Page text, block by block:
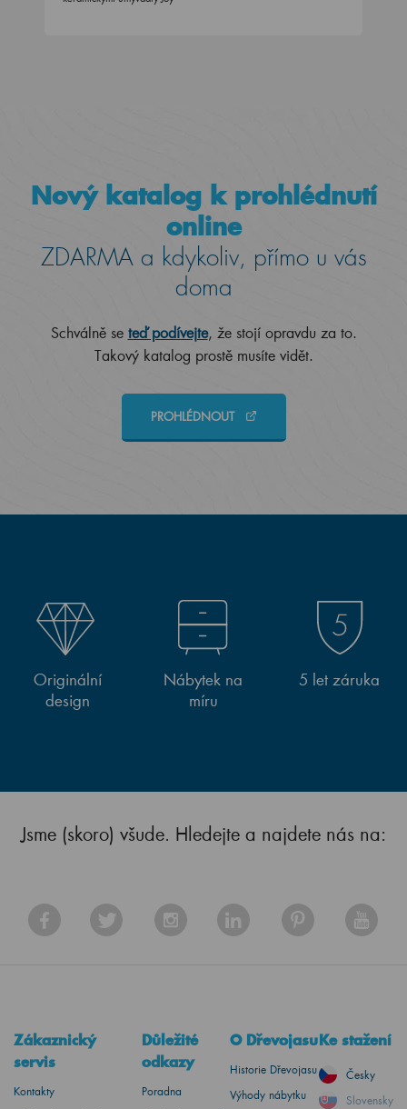
Nový katalog k prohlédnutí
online
ZDARMA a kdykoliv, přímo u vás
doma
Schválně se teď podívejte, že stojí opravdu za to.
Takový katalog prostě musíte vidět.
PROHLÉDNOUT
Originální
design
Nábytek na
míru
5 let záruka
Jsme (skoro) všude. Hledejte a najdete nás na:
Zákaznický
servis
Kontakty
Důležité
odkazy
Poradna
O Dřevojasu
Historie Dřevojasu
Výhody nábytku
Ke stažení
Česky
Slovensky